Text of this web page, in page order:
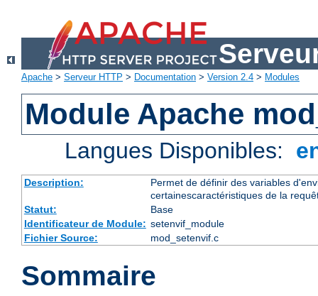
Apache > Serveur HTTP > Documentation > Version 2.4 > Modules
Module Apache
Langues Disponibles:
Description:
Permet de définir des variables
certainescaractéristiques de la
Statut:
Base
Identificateur de Module: setenvif_module
Fichier Source:
mod_setenvif.c
Sommaire